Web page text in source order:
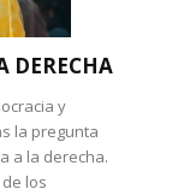
DERECHA
y
la pregunta
a la derecha.
los